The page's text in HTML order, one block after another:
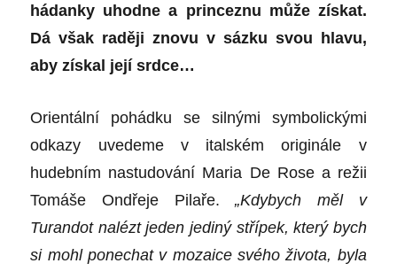
hádanky uhodne a princeznu může získat.
Dá však raději znovu v sázku svou hlavu,
aby získal její srdce…
Orientální pohádku se silnými symbolickými
odkazy uvedeme v italském originále v
hudebním nastudování Maria De Rose a režii
Tomáše Ondřeje Pilaře.„Kdybych měl v
Turandot nalézt jeden jediný střípek, který bych
si mohl ponechat v mozaice svého života, byla